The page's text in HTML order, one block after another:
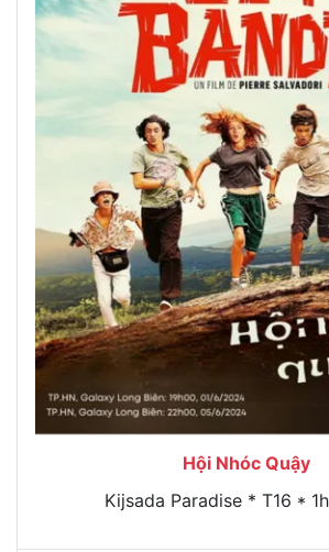
Hội Nhóc Quậy
Kijsada Paradise * T16 *